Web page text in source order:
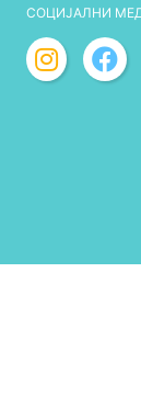
СОЦИЈАЛНИ